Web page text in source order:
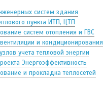
систем здания
пункта ИТП, ЦТП
систем отопления и ГВС
и кондиционирования
учета тепловой энергии
Энергоэффективность
и прокладка теплосетей